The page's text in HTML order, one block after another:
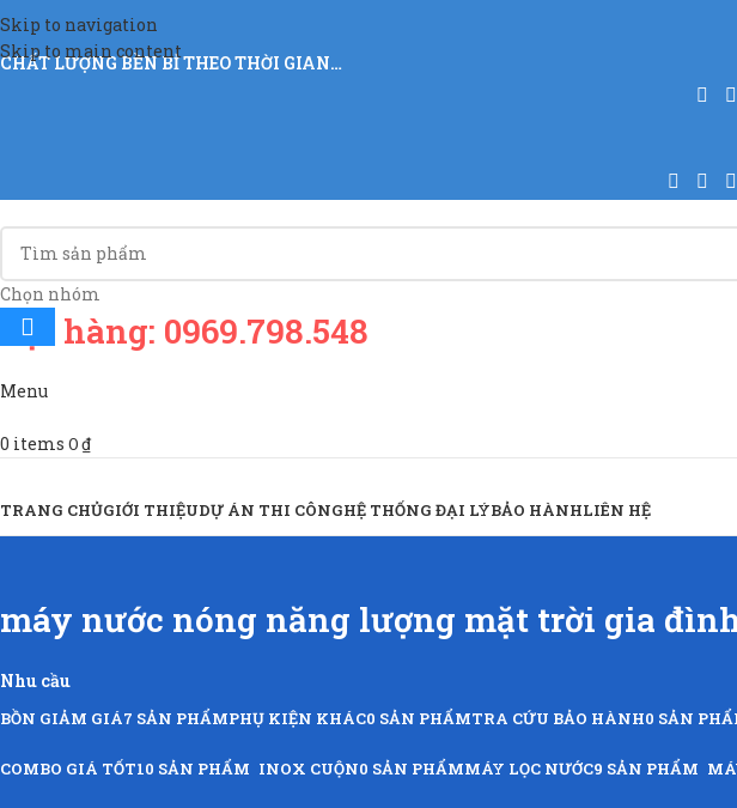
Skip to navigation
Skip to main content
CHẤT LƯỢNG BỀN BỈ THEO THỜI GIAN…
Chọn nhóm
Đặt hàng: 0969.798.548
Menu
0 items 0₫
TRANG CHỦGIỚI THIỆUDỰ ÁN THI CÔNGHỆ THỐNG ĐẠI LÝBẢO HÀNHLIÊN HỆ
máy nước nóng năng lượng mặt trời gia
Nhu cầu
BỒN GIẢM GIÁ7 SẢN PHẨMPHỤ KIỆN KHÁC0 SẢN PHẨMTRA CỨU BẢO HÀNH0 SẢN
COMBO GIÁ TỐT10 SẢN PHẨM INOX CUỘN0 SẢN PHẨMMÁY LỌC NƯỚC9 SẢN PHẨM